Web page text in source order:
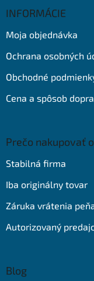
INFORMÁCIE
Moja objednávka
Ochrana osobných
Obchodné
Cena a spôsob
Prečo nakupovať
Stabilná firma
Iba originálny tovar
Záruka vrátenia
Autorizovaný
Blog